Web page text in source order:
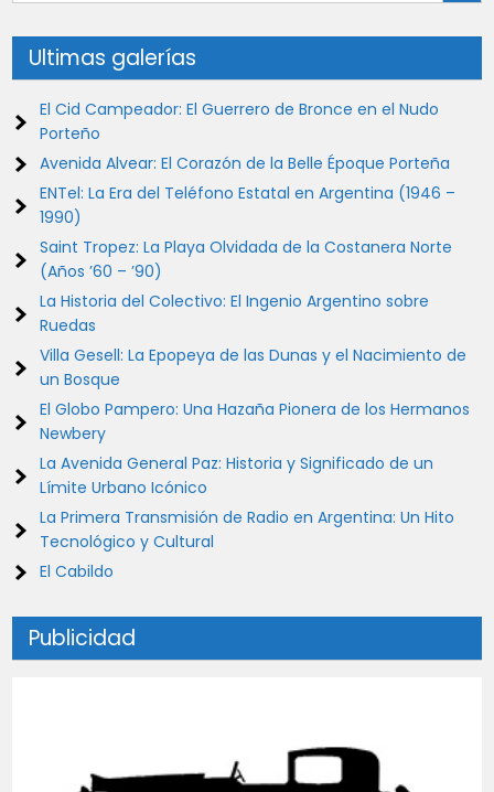
Ultimas galerías
El Cid Campeador: El Guerrero de Bronce en el Nudo
Porteño
Avenida Alvear: El Corazón de la Belle Époque Porteña
ENTel: La Era del Teléfono Estatal en Argentina (1946 –
1990)
Saint Tropez: La Playa Olvidada de la Costanera Norte
(Años ’60 – ’90)
La Historia del Colectivo: El Ingenio Argentino sobre
Ruedas
Villa Gesell: La Epopeya de las Dunas y el Nacimiento de
un Bosque
El Globo Pampero: Una Hazaña Pionera de los Hermanos
Newbery
La Avenida General Paz: Historia y Significado de un
Límite Urbano Icónico
La Primera Transmisión de Radio en Argentina: Un Hito
Tecnológico y Cultural
El Cabildo
Publicidad